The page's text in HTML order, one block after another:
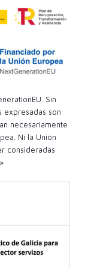
Sin
expresadas son
necesariamente
Ni la Unión
consideradas